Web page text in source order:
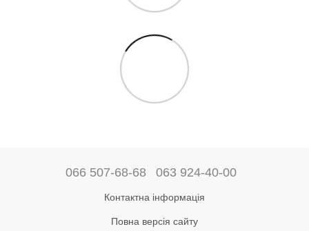
066 507-68-68 063 924-40-00
Контактна інформація
Повна версія сайту